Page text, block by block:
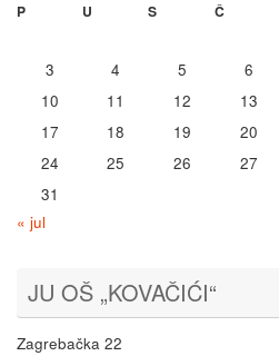
P
U S Č
3
4 5 6
10
11 12 13
17
18 19 20
24
25 26 27
31
« jul
JU OŠ „KOVAČIĆI“
Zagrebačka 22